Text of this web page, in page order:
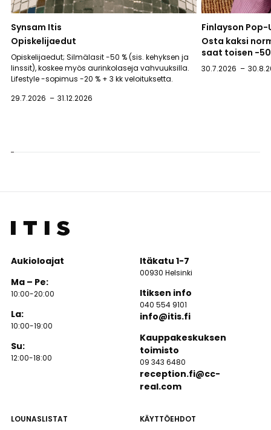
Synsam Itis
Opiskelijaedut
Opiskelijaedut; Silmälasit -50 % (sis. kehyksen ja
linssit), koskee myös aurinkolaseja vahvuuksilla.
Lifestyle -sopimus -20 % + 3 kk veloituksetta.
29.7.2026
31.12.2026
Finlayson Pop-
Osta kaksi
saat toisen -
30.7.2026
LOUNASLISTAT
KÄYTTÖEHDOT
Aukioloajat
Ma – Pe:
10:00-20:00
La:
10:00-19:00
Su:
12:00-18:00
Itäkatu 1-7
00930 Helsinki
Itiksen info
040 554 9101
info@itis.fi
Kauppakeskuksen
toimisto
09 343 6480
reception.fi@cc-
real.com